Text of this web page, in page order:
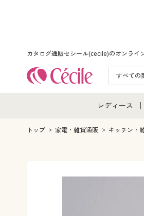
カタログ通販セシール(cecile)のオンライ
レディース
レディース通
女性下着
トップ 家電・雑貨通販 キッチン・